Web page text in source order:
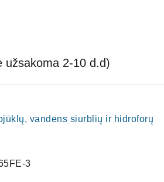
užsakoma 2-10 d.d)
vandens siurblių ir hidroforų
3